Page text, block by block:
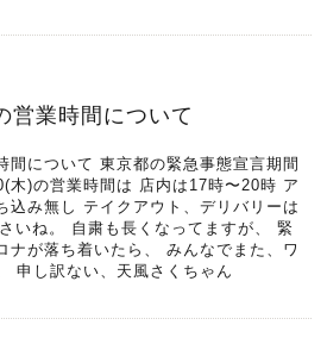
業時間について
について 東京都の緊急事態宣言期間
木)の営業時間は 店内は17時〜20時 ア
込み無し テイクアウト、デリバリーは
いね。 自粛も長くなってますが、 緊
ナが落ち着いたら、 みんなでまた、ワ
申し訳ない、天風さくちゃん